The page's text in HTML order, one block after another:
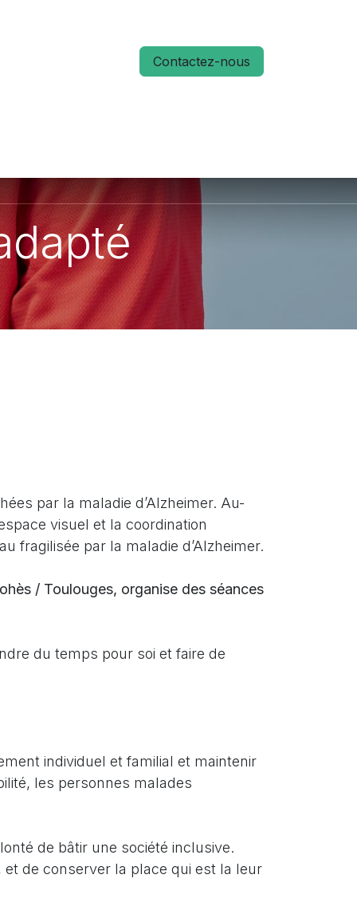
Contactez-nous
par la maladie d’Alzheimer. Au-
visuel et la coordination
fragilisée par la maladie d’Alzheimer.
/ Toulouges, organise des séances
du temps pour soi et faire de
individuel et familial et maintenir
les personnes malades
de bâtir une société inclusive.
de conserver la place qui est la leur